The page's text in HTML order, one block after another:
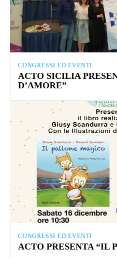
CONGRESSI ED EVENTI
ACTO SICILIA
D’AMORE”
CONGRESSI ED EVENTI
ACTO PRESENTA “IL